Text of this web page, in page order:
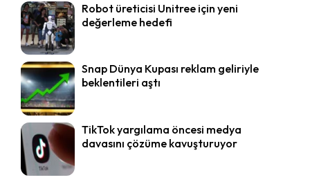
Robot üreticisi Unitree için yeni
değerleme hedefi
Snap Dünya Kupası reklam geliriyle
beklentileri aştı
TikTok yargılama öncesi medya
davasını çözüme kavuşturuyor